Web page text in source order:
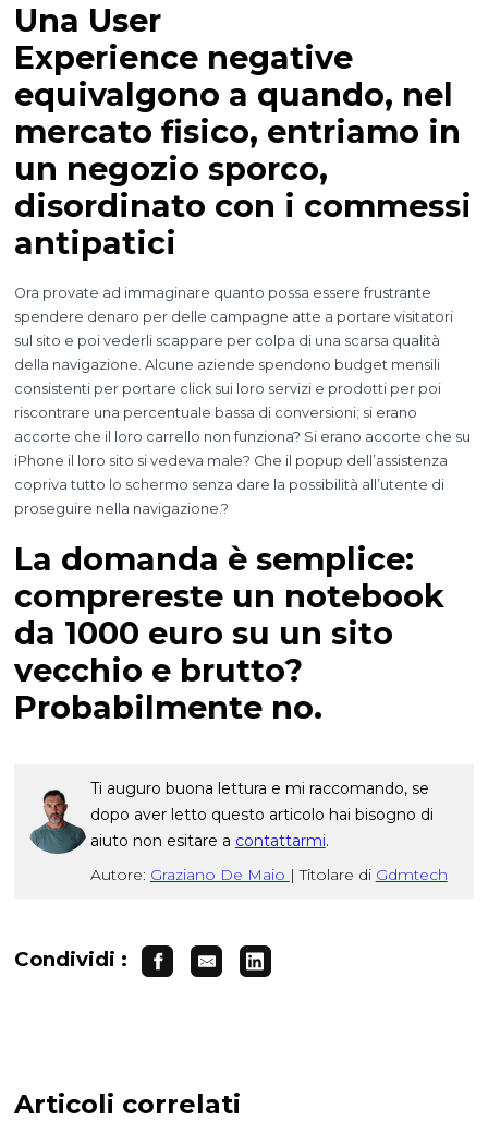
Una User
Experience negative
equivalgono a quando, nel
mercato fisico, entriamo in
un negozio sporco,
disordinato con i commessi
antipatici
Ora provate ad immaginare quanto possa essere frustrante
spendere denaro per delle campagne atte a portare visitatori
sul sito e poi vederli scappare per colpa di una scarsa qualità
della navigazione. Alcune aziende spendono budget mensili
consistenti per portare click sui loro servizi e prodotti per poi
riscontrare una percentuale bassa di conversioni; si erano
accorte che il loro carrello non funziona? Si erano accorte che su
iPhone il loro sito si vedeva male? Che il popup dell’assistenza
copriva tutto lo schermo senza dare la possibilità all’utente di
proseguire nella navigazione.?
La domanda è semplice:
comprereste un notebook
da 1000 euro su un sito
vecchio e brutto?
Probabilmente no.
Ti auguro buona lettura e mi raccomando, se
dopo aver letto questo articolo hai bisogno di
aiuto non esitare a contattarmi.
Autore: Graziano De Maio | Titolare di Gdmtech
Condividi :
Articoli correlati